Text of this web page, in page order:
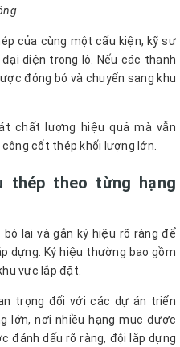
của cùng một cấu kiện, kỹ sư
diện trong lô. Nếu các thanh
đóng bó và chuyển sang khu
chất lượng hiệu quả mà vẫn
cốt thép khối lượng lớn.
thép theo từng hạng
lại và gắn ký hiệu rõ ràng để
dựng. Ký hiệu thường bao gồm
vực lắp đặt.
trọng đối với các dự án triển
lớn, nơi nhiều hạng mục được
đánh dấu rõ ràng, đội lắp dựng